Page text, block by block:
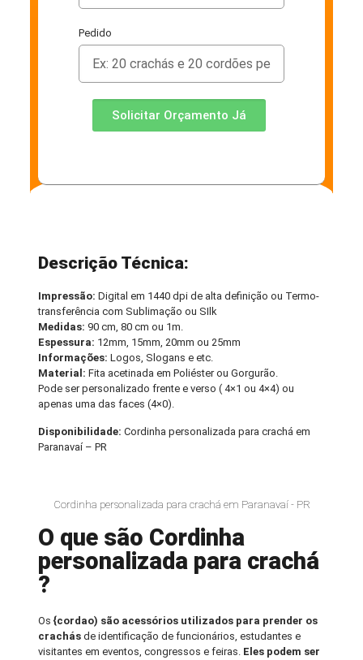
Pedido
Solicitar Orçamento Já
Descrição Técnica:
Impressão: Digital em 1440 dpi de alta definição ou Termo-
transferência com Sublimação ou SIlk
Medidas: 90 cm, 80 cm ou 1m.
Espessura: 12mm, 15mm, 20mm ou 25mm
Informações:Logos, Slogans e etc.
Material: Fita acetinada em Poliéster ou Gorgurão.
Pode ser personalizado frente e verso ( 4×1 ou 4×4) ou
apenas uma das faces (4×0).
Disponibilidade:Cordinha personalizada para crachá em
Paranavaí – PR
Cordinha personalizada para crachá em Paranavaí - PR
O que são Cordinha
personalizada para crachá
?
Os {cordao) são acessórios utilizados para prender os
crachás de identificação de funcionários, estudantes e
visitantes em eventos, congressos e feiras. Eles podem ser